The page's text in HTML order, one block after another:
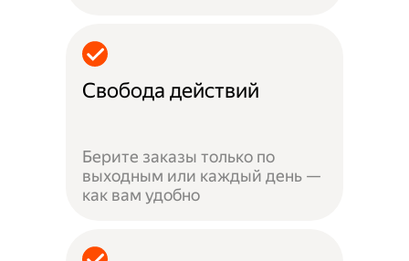
Свобода действий
Берите заказы только по
выходным или каждый день —
как вам удобно